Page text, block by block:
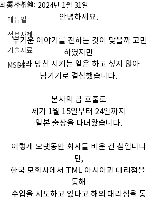
공지사항
메뉴얼
적용사례
기술자료
MSDS
최종 수정일: 2024년 1월 31일
안녕하세요.
무거운 이야기를 전하는 것이 맞을까 고민
하였지만
나라 망신 시키는 일은 하고 싶지 않아
남기기로 결심했습니다.
본사의 급 호출로
제가 1월 15일부터 24일까지
일본 출장을 다녀왔습니다.
이렇게 오랫동안 회사를 비운 건 첨입니다
만,
한국 모회사에서 TML 아시아권 대리점을
통해
수입을 시도하고 있다고 해외 대리점을 통